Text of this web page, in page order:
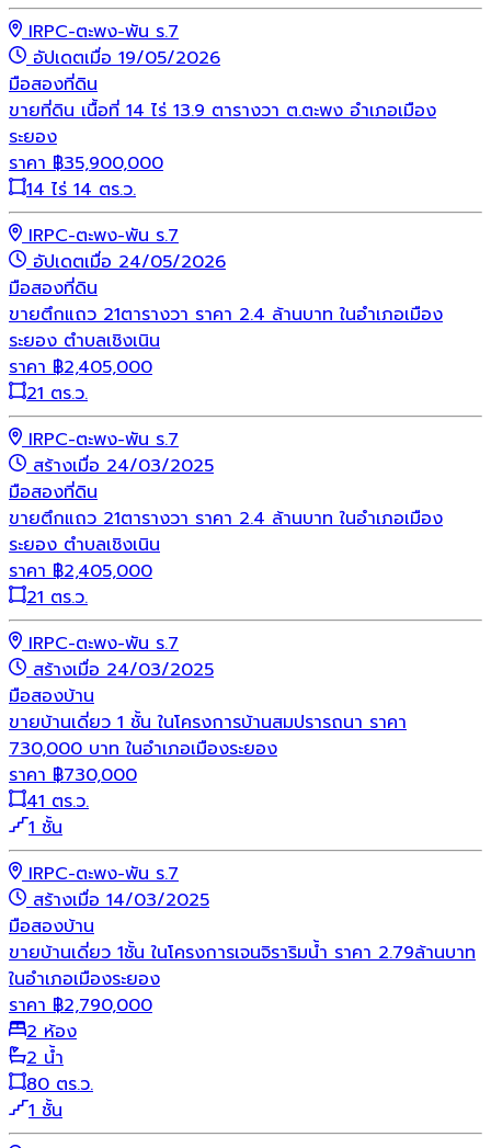
IRPC-ตะพง-พัน ร.7
อัปเดตเมื่อ 19/05/2026
มือสองที่ดิน
ขายที่ดิน เนื้อที่ 14 ไร่ 13.9 ตารางวา ต.ตะพง อำเภอเมือง
ระยอง
ราคา ฿35,900,000
14 ไร่ 14 ตร.ว.
IRPC-ตะพง-พัน ร.7
อัปเดตเมื่อ 24/05/2026
มือสองที่ดิน
ขายตึกแถว 21ตารางวา ราคา 2.4 ล้านบาท ในอำเภอเมือง
ระยอง ตำบลเชิงเนิน
ราคา ฿2,405,000
21 ตร.ว.
IRPC-ตะพง-พัน ร.7
สร้างเมื่อ 24/03/2025
มือสองที่ดิน
ขายตึกแถว 21ตารางวา ราคา 2.4 ล้านบาท ในอำเภอเมือง
ระยอง ตำบลเชิงเนิน
ราคา ฿2,405,000
21 ตร.ว.
IRPC-ตะพง-พัน ร.7
สร้างเมื่อ 24/03/2025
มือสองบ้าน
ขายบ้านเดี่ยว 1 ชั้น ในโครงการบ้านสมปรารถนา ราคา
730,000 บาท ในอำเภอเมืองระยอง
ราคา ฿730,000
41 ตร.ว.
1 ชั้น
IRPC-ตะพง-พัน ร.7
สร้างเมื่อ 14/03/2025
มือสองบ้าน
ขายบ้านเดี่ยว 1ชั้น ในโครงการเจนจิราริมน้ำ ราคา 2.79ล้านบาท
ในอำเภอเมืองระยอง
ราคา ฿2,790,000
2 ห้อง
2 น้ำ
80 ตร.ว.
1 ชั้น